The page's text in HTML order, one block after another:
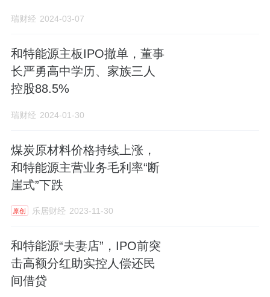
瑞财经 2024-03-07
和特能源主板IPO撤单，董事
长严勇高中学历、家族三人
控股88.5%
瑞财经 2024-01-30
煤炭原材料价格持续上涨，
和特能源主营业务毛利率“断
崖式”下跌
原创 乐居财经 2023-11-30
和特能源“夫妻店”，IPO前突
击高额分红助实控人偿还民
间借贷